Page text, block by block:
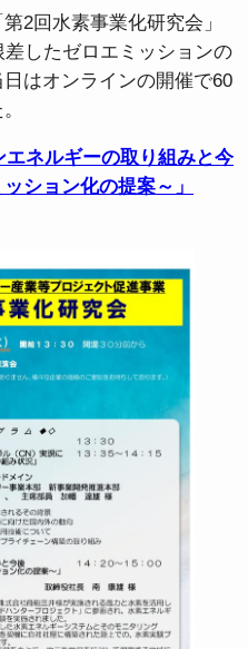
2回水素事業化研究会」
したゼロエミッションの
はオンラインの開催で60
エネルギーの取り組みと今
ション化の提案～」